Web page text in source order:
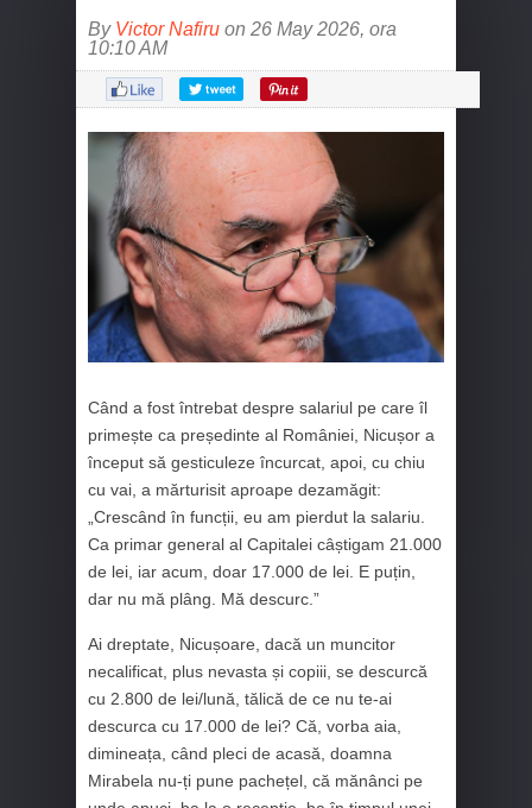
By Victor Nafiru on 26 May 2026, ora
10:10 AM
Când a fost întrebat despre salariul pe care îl
primește ca președinte al României, Nicușor a
început să gesticuleze încurcat, apoi, cu chiu
cu vai, a mărturisit aproape dezamăgit:
„Crescând în funcții, eu am pierdut la salariu.
Ca primar general al Capitalei câștigam 21.000
de lei, iar acum, doar 17.000 de lei. E puțin,
dar nu mă plâng. Mă descurc.”
Ai dreptate, Nicușoare, dacă un muncitor
necalificat, plus nevasta și copiii, se descurcă
cu 2.800 de lei/lună, tălică de ce nu te-ai
descurca cu 17.000 de lei? Că, vorba aia,
dimineața, când pleci de acasă, doamna
Mirabela nu-ți pune pachețel, că mănânci pe